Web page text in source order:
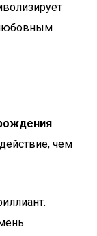
любовным
чем